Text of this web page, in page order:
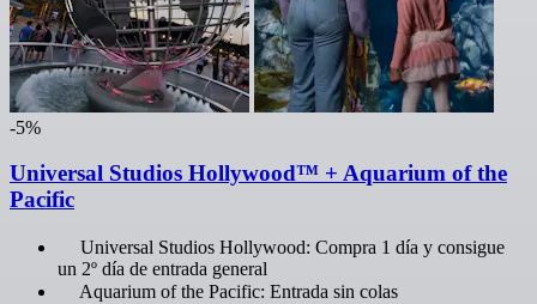
-5%
Universal Studios Hollywood™ + Aquarium of the
Pacific
Universal Studios Hollywood: Compra 1 día y consigue
un 2º día de entrada general
Aquarium of the Pacific: Entrada sin colas